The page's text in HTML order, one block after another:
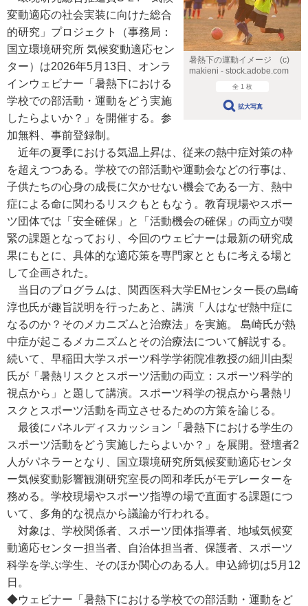
暑熱下の運動イメージ (c)
makieni - stock.adobe.com
全 1 枚
拡大写真
変動適応の社会実装に向けた総合
的研究」プロジェクト（事務局：
国立環境研究所 気候変動適応セン
ター）は2026年5月13日、オンラ
インウェビナー「暑熱下における
学校での部活動・運動をどう実施
したらよいか？」を開催する。参
加無料、事前登録制。
近年の夏季における気温上昇は、従来の熱中症対策の枠
を超えつつある。学校での部活動や運動会などの行事は、
子供たちの心身の成長に欠かせない機会である一方、熱中
症による命に関わるリスクもともなう。教育現場やスポー
ツ団体では「安全確保」と「活動機会の確保」の両立が喫
緊の課題となっており、今回のウェビナーは最新の研究成
果にもとに、具体的な適応策を専門家とともに考える場と
して企画された。
当日のプログラムは、関西医科大学EMセンター長の島崎
淳也氏が趣旨説明を行ったあと、講演「人はなぜ熱中症に
なるのか？そのメカニズムと治療法」を実施。 島崎氏が熱
中症が起こるメカニズムとその治療法について解説する。
続いて、早稲田大学スポーツ科学学術院准教授の細川由梨
氏が「暑熱リスクとスポーツ活動の両立：スポーツ科学的
視点から」と題して講演。スポーツ科学の視点から暑熱リ
スクとスポーツ活動を両立させるための方策を論じる。
最後にパネルディスカッション「暑熱下における学生の
スポーツ活動をどう実施したらよいか？」を展開。登壇者2
人がパネラーとなり、国立環境研究所気候変動適応センタ
ー気候変動影響観測研究室長の岡和孝氏がモデレーターを
務める。学校現場やスポーツ指導の場で直面する課題につ
いて、多角的な視点から議論が行われる。
対象は、学校関係者、スポーツ団体指導者、地域気候変
動適応センター担当者、自治体担当者、保護者、スポーツ
科学を学ぶ学生、そのほか関心のある人。申込締切は5月12
日。
◆ウェビナー「暑熱下における学校での部活動・運動をど